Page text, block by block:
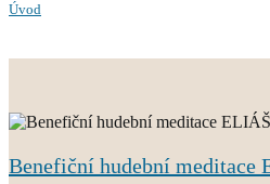
Úvod
Benefiční hudební meditace